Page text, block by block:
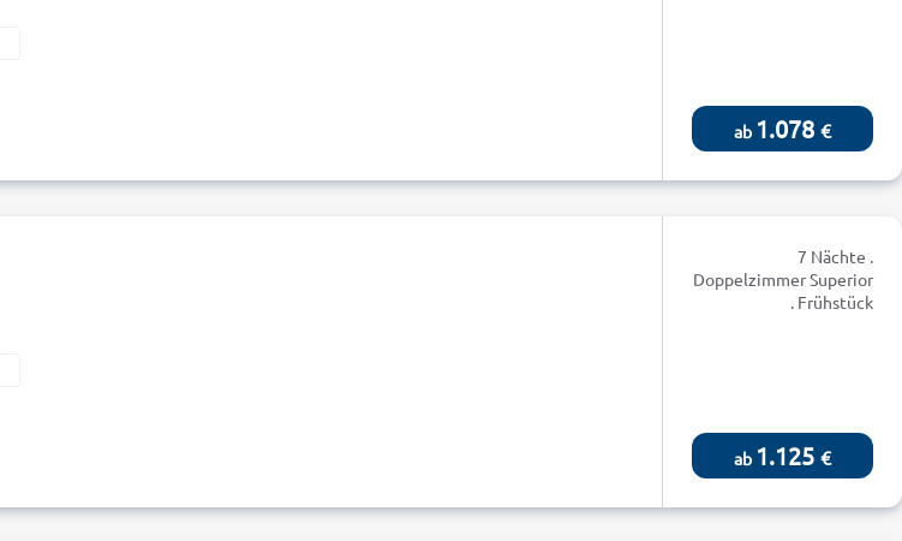
ab 1.078 €
7 Nächte .
Doppelzimmer Superior
. Frühstück
ab 1.125 €